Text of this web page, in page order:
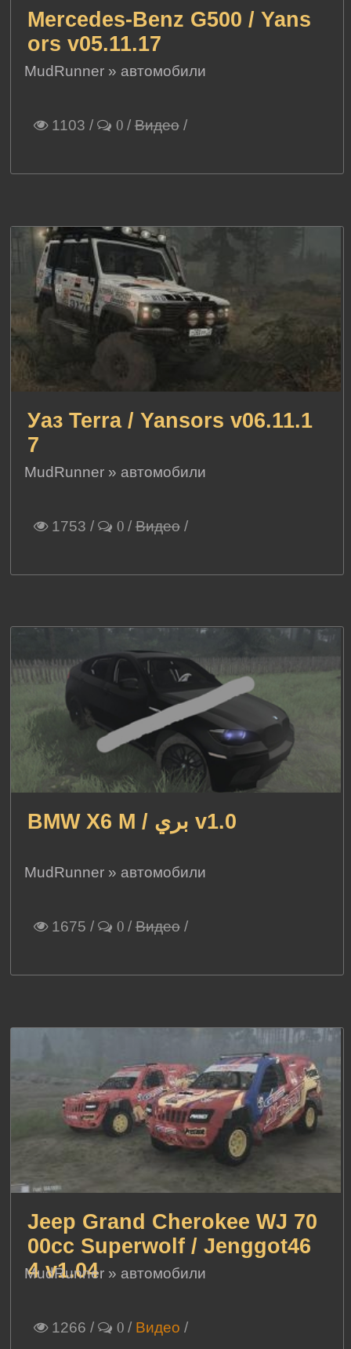
Mercedes-Benz G500 / Yans
ors v05.11.17
MudRunner » автомобили
1103 / 0 /Видео/
Уаз Terra / Yansors v06.11.1
7
MudRunner » автомобили
1753 / 0 /Видео/
BMW X6 M / بري v1.0
MudRunner » автомобили
1675 / 0 /Видео/
Jeep Grand Cherokee WJ 70
00cc Superwolf / Jenggot46
4 v1.04
MudRunner » автомобили
1266 / 0 / Видео /